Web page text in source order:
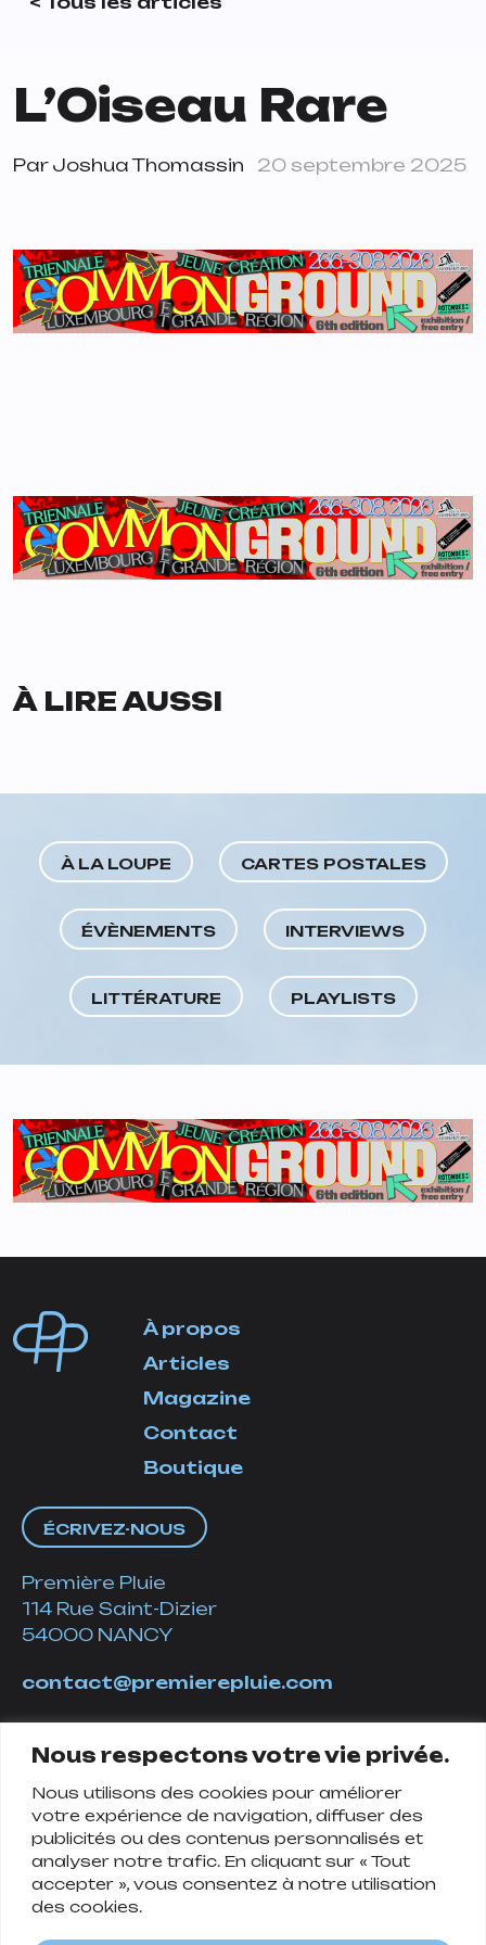
Nous respectons votre vie privée.
Nous utilisons des cookies pour améliorer
votre expérience de navigation, diffuser des
publicités ou des contenus personnalisés et
analyser notre trafic. En cliquant sur « Tout
accepter », vous consentez à notre utilisation
des cookies.
L’Oiseau Rare
Par Joshua Thomassin 20 septembre 2025
À LIRE AUSSI
À LA LOUPE CARTES POSTALES
ÉVÈNEMENTS INTERVIEWS
LITTÉRATURE PLAYLISTS
À propos
Articles
Magazine
Contact
Boutique
ÉCRIVEZ-NOUS
Première Pluie
114 Rue Saint-Dizier
54000 NANCY
contact@premierepluie.com
Suivez-nous